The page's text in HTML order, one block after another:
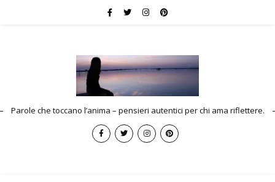
Parole che toccano l’anima – pensieri autentici per chi ama riflettere.